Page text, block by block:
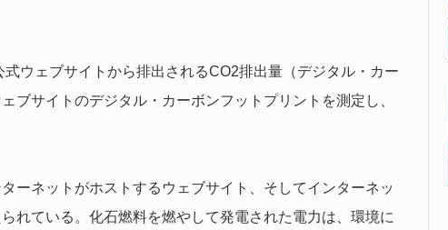
ウェブサイトから排出されるCO2排出量（デジタル・カー
ブサイトのデジタル・カーボンフットプリントを測定し、
ーネットがホストするウェブサイト、そしてインターネッ
れている。化石燃料を燃やして発電された電力は、環境に